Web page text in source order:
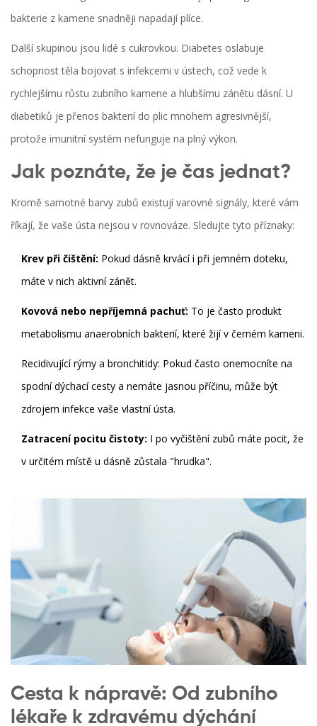
bakterie z kamene snadněji napadají plíce.
Další skupinou jsou lidé s cukrovkou. Diabetes oslabuje
schopnost těla bojovat s infekcemi v ústech, což vede k
rychlejšímu růstu zubního kamene a hlubšímu zánětu dásní. U
diabetiků je přenos bakterií do plic mnohem agresivnější,
protože imunitní systém nefunguje na plný výkon.
Jak poznáte, že je čas jednat?
Kromě samotné barvy zubů existují varovné signály, které vám
říkají, že vaše ústa nejsou v rovnováze. Sledujte tyto příznaky:
Krev při čištění: Pokud dásně krvácí i při jemném doteku,
máte v nich aktivní zánět.
Kovová nebo nepříjemná pachuť: To je často produkt
metabolismu anaerobních bakterií, které žijí v černém kameni.
Recidivující rýmy a bronchitidy: Pokud často onemocníte na
spodní dýchací cesty a nemáte jasnou příčinu, může být
zdrojem infekce vaše vlastní ústa.
Zatracení pocitu čistoty: I po vyčištění zubů máte pocit, že
v určitém místě u dásně zůstala "hrudka".
Cesta k nápravě: Od zubního
lékaře k zdravému dýchání